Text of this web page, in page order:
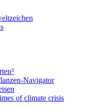
Navigator
of climate crisis